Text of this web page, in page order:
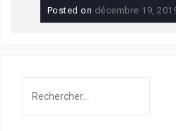
Posted on décembre 19,